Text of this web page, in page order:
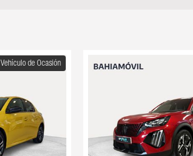
Vehículo de Ocasión